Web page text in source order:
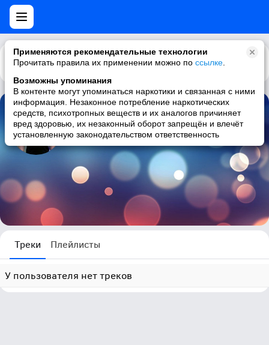
Применяются рекомендательные технологии
Прочитать правила их применении можно по ссылке
Возможны упоминания
В контенте могут упоминаться наркотики и связанная с ними
информация. Незаконное потребление наркотических
средств, психотропных веществ и их аналогов причиняет
вред здоровью, их незаконный оборот запрещён и влечёт
установленную законодательством ответственность
Каталог Рекомендации
Алексей Поляков
0 треков
Треки Плейлисты
У пользователя нет треков